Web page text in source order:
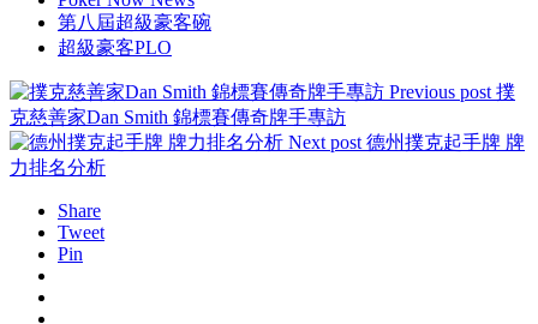
第八屆超級豪客碗
超級豪客PLO
Previous post 撲
克慈善家Dan Smith 錦標賽傳奇牌手專訪
Next post 德州撲克起手牌 牌
力排名分析
Share
Tweet
Pin